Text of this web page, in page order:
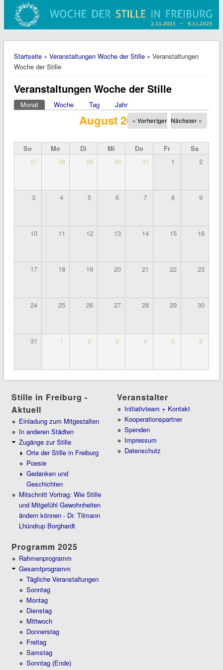
Sie sind hier
Startseite» Veranstaltungen Woche der Stille» Veranstaltungen
Woche der Stille
Veranstaltungen Woche der Stille
Haupt-Reiter
Monat(aktiver Reiter)
Woche Tag Jahr
August 2025« Vorheriger Nächster »
So Mo Di Mi Do Fr
Sa
27
28 29 30 31 1 2
3 4 5 6 7 8 9
10 11 12 13 14 15 16
17 18 19 20 21 22 23
24 25 26 27 28 29 30
31 1 2 3 4 5 6
Stille in Freiburg -
Aktuell
Einladung zum Mitgestalten
In anderen Städten
Zugänge zur Stille
Orte der Stille in Freiburg
Poesie
Gedanken und
Geschichten
Mitschnitt Vortrag: Wie Stille
und Mitgefühl Gewohnheiten
ändern können - Dr. Tilmann
Lhündrup Borghardt
Programm 2025
Rahmenprogramm
Gesamtprogramm
Tägliche Veranstaltungen
Sonntag
Montag
Dienstag
Mittwoch
Donnerstag
Freitag
Samstag
Sonntag (Ende)
Veranstalter
Initiativteam + Kontakt
Kooperationspartner
Spenden
Impressum
Datenschutz